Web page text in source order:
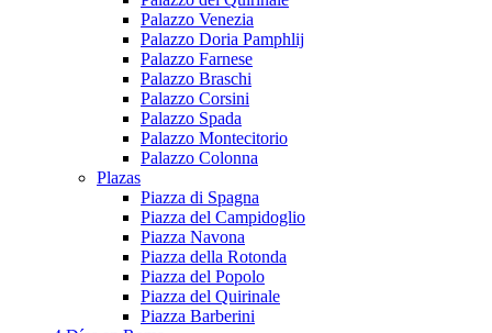
Palazzo Venezia
Palazzo Doria Pamphlij
Palazzo Farnese
Palazzo Braschi
Palazzo Corsini
Palazzo Spada
Palazzo Montecitorio
Palazzo Colonna
Plazas
Piazza di Spagna
Piazza del Campidoglio
Piazza Navona
Piazza della Rotonda
Piazza del Popolo
Piazza del Quirinale
Piazza Barberini